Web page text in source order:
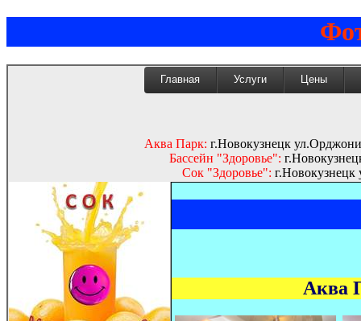
Главная Услуги Цены
Аква Парк: г.Новокузнецк
Бассейн "Здоровье":
Сок "Здоровье": г.Новокузнецк
Аква